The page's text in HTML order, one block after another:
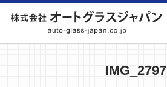
IMG_2797